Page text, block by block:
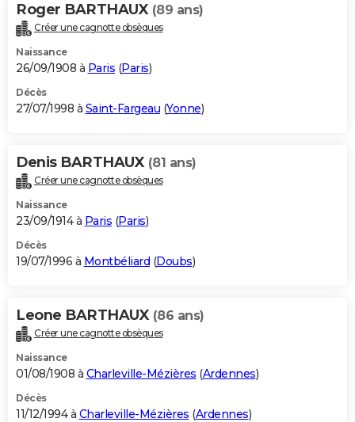
Roger BARTHAUX (89 ans)
Créer une cagnotte obsèques
Naissance
26/09/1908 à Paris (Paris)
Décès
27/07/1998 à Saint-Fargeau (Yonne)
Denis BARTHAUX (81 ans)
Créer une cagnotte obsèques
Naissance
23/09/1914 à Paris (Paris)
Décès
19/07/1996 à Montbéliard (Doubs)
Leone BARTHAUX (86 ans)
Créer une cagnotte obsèques
Naissance
01/08/1908 à Charleville-Mézières (Ardennes)
Décès
11/12/1994 à Charleville-Mézières (Ardennes)